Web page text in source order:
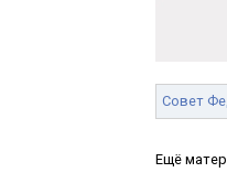
Совет
Ещё